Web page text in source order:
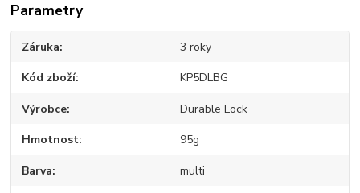
Parametry
Záruka 3 roky
Kód zboží KP5DLBG
Výrobce Durable Lock
Hmotnost 95g
Barva multi